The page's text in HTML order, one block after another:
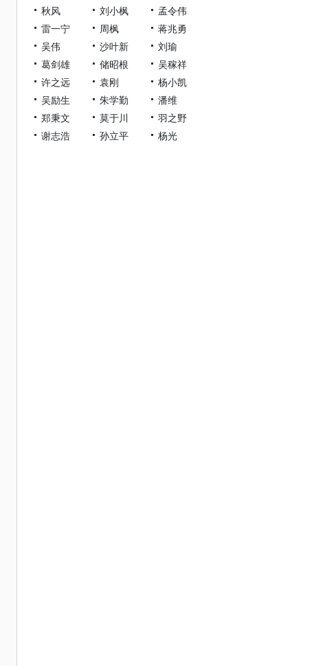
秋风
刘小枫
孟令伟
雷一宁
周枫
蒋兆勇
吴伟
沙叶新
刘瑜
葛剑雄
储昭根
吴稼祥
许之远
袁刚
杨小凯
吴励生
朱学勤
潘维
郑秉文
莫于川
羽之野
谢志浩
孙立平 杨光